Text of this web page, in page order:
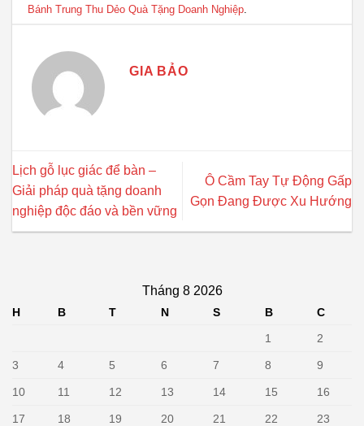
Bánh Trung Thu Dẻo Quà Tặng Doanh Nghiệp
GIA BẢO
Lịch gỗ lục giác để bàn –
Giải pháp quà tặng doanh
nghiệp độc đáo và bền vững
Ô Cầm Tay Tự Động Gấp
Gọn Đang Được Xu Hướng
Tháng 8 2026
H B T N S B
C
1
2
3 4 5 6 7 8 9
10 11 12 13 14 15 16
17 18 19 20 21 22 23